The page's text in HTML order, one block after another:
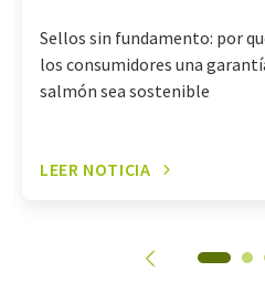
Sellos sin fundamento: por
los consumidores una
salmón sea sostenible
LEER NOTICIA